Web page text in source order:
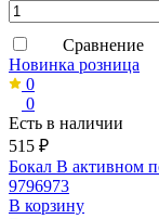
Сравнение
Новинка розница
0
0
Есть в наличии
515 ₽
Бокал В активном
9796973
В корзину